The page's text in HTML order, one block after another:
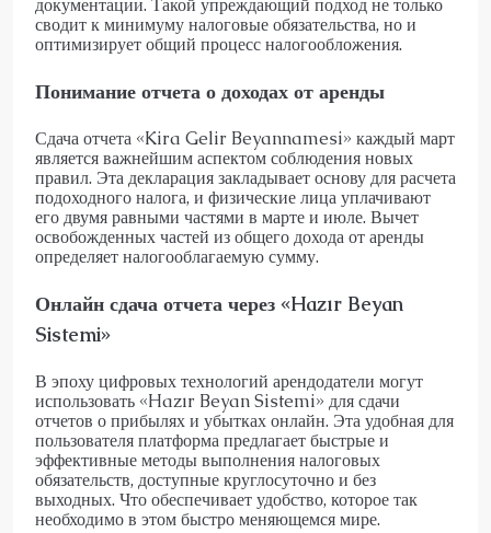
документации. Такой упреждающий подход не только
сводит к минимуму налоговые обязательства, но и
оптимизирует общий процесс налогообложения.
Понимание отчета о доходах от аренды
Сдача отчета «Kira Gelir Beyannamesi» каждый март
является важнейшим аспектом соблюдения новых
правил. Эта декларация закладывает основу для расчета
подоходного налога, и физические лица уплачивают
его двумя равными частями в марте и июле. Вычет
освобожденных частей из общего дохода от аренды
определяет налогооблагаемую сумму.
Онлайн сдача отчета через «Hazır Beyan
Sistemi»
В эпоху цифровых технологий арендодатели могут
использовать «Hazır Beyan Sistemi» для сдачи
отчетов о прибылях и убытках онлайн. Эта удобная для
пользователя платформа предлагает быстрые и
эффективные методы выполнения налоговых
обязательств, доступные круглосуточно и без
выходных. Что обеспечивает удобство, которое так
необходимо в этом быстро меняющемся мире.